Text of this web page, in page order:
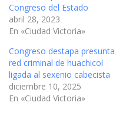
Congreso del Estado
abril 28, 2023
En «Ciudad Victoria»
Congreso destapa presunta
red criminal de huachicol
ligada al sexenio cabecista
diciembre 10, 2025
En «Ciudad Victoria»